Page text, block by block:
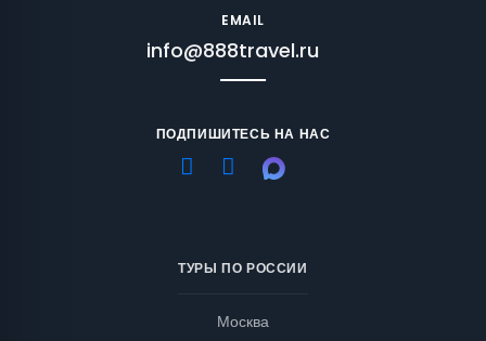
EMAIL
info@888travel.ru
ПОДПИШИТЕСЬ НА НАС
ТУРЫ ПО РОССИИ
Москва